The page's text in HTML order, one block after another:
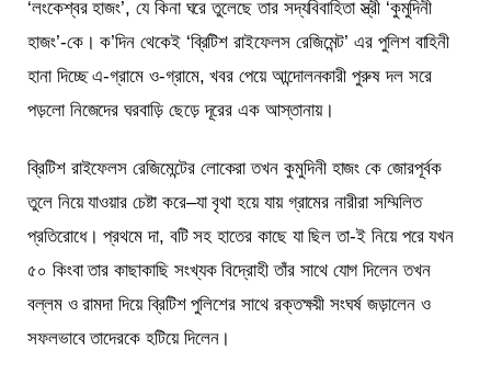
‘লংকেশ্বর হাজং’, যে কিনা ঘরে তুলেছে তার সদ্যবিবাহিতা স্ত্রী ‘কুমুদিনী
হাজং’-কে। ক’দিন থেকেই ‘ব্রিটিশ রাইফেলস রেজিমেন্ট’ এর পুলিশ বাহিনী
হানা দিচ্ছে এ-গ্রামে ও-গ্রামে, খবর পেয়ে আন্দোলনকারী পুরুষ দল সরে
পড়লো নিজেদের ঘরবাড়ি ছেড়ে দূরের এক আস্তানায়।
ব্রিটিশ রাইফেলস রেজিমেন্টের লোকেরা তখন কুমুদিনী হাজং কে জোরপূর্বক
তুলে নিয়ে যাওয়ার চেষ্টা করে–যা বৃথা হয়ে যায় গ্রামের নারীরা সম্মিলিত
প্রতিরোধে। প্রথমে দা, বটি সহ হাতের কাছে যা ছিল তা-ই নিয়ে পরে যখন
৫০ কিংবা তার কাছাকাছি সংখ্যক বিদ্রোহী তাঁর সাথে যোগ দিলেন তখন
বল্লম ও রামদা দিয়ে ব্রিটিশ পুলিশের সাথে রক্তক্ষয়ী সংঘর্ষ জড়ালেন ও
সফলভাবে তাদেরকে হটিয়ে দিলেন।